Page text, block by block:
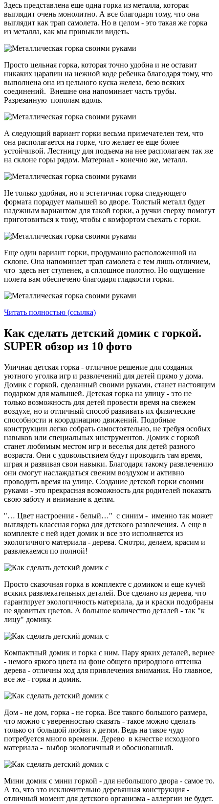
Здесь представлена еще одна горка из металла, которая
выглядит очень монолитно. А все благодаря тому, что она
выглядит как трап самолета. Но в целом - это такая же горка
из металла, как мы привыкли видеть.
Просто цельная горка, которая точно удобна и не оставит
никаких царапин на нежной коде ребенка благодаря тому, что
выполнена она из цельного куска железа, безо всяких
соединений. Внешне она напоминает часть трубы.
Разрезанную пополам вдоль.
А следующий вариант горки весьма примечателен тем, что
она располагается на горке, что желает ее еще более
устойчивой. Лестницу для подъема на нее располагаем так же
на склоне горы рядом. Материал - конечно же, металл.
Не только удобная, но и эстетичная горка следующего
формата порадует малышей во дворе. Толстый металл будет
надежным вариантом для такой горки, а ручки сверху помогут
приготовиться к тому, чтобы с комфортом съехать с горки.
Еще один вариант горки, продуманно расположенной на
склоне. Она напоминает трап самолета с тем лишь отличием,
что здесь нет ступенек, а сплошное полотно. Но ощущение
полета вам обеспечено благодаря гладкости горки.
Читать полностью (ссылка)
Как сделать детский домик с горкой.
SUPER обзор из 10 фото
Уличная детская горка - отличное решение для создания
уютного уголка игр и развлечений для детей прямо у дома.
Домик с горкой, сделанный своими руками, станет настоящим
подарком для малышей. Детская горка на улицу - это не
только возможность для детей провести время на свежем
воздухе, но и отличный способ развивать их физические
способности и координацию движений. Подобные
конструкции легко собрать самостоятельно, не требуя особых
навыков или специальных инструментов. Домик с горкой
станет любимым местом игр и веселья для детей разного
возраста. Они с удовольствием будут проводить там время,
играя и развивая свои навыки. Благодаря такому развлечению
они смогут наслаждаться свежим воздухом и активно
проводить время на улице. Создание детской горки своими
руками - это прекрасная возможность для родителей показать
свою заботу и внимание к детям.
"… Цвет настроения - белый…" с синим - именно так может
выглядеть классная горка для детского развлечения. А еще в
комплекте с ней идет домик и все это исполняется из
экологичного материала - дерева. Смотри, делаем, красим и
развлекаемся по полной!
Просто сказочная горка в комплекте с домиком и еще кучей
всяких развлекательных деталей. Все сделано из дерева, что
гарантирует экологичность материала, да и краски подобраны
не ядовитых цветов. А большое количество деталей - так "к
лицу" домику.
Компактный домик и горка с ним. Пару ярких деталей, вернее
- немого яркого цвета на фоне общего природного оттенка
дерева - отличны ход для привлечения внимания. Но главное,
все же - горка и домик.
Дом - не дом, горка - не горка. Все такого большого размера,
что можно с уверенностью сказать - такое можно сделать
только от большой любви к детям. Ведь на такое чудо
потребуется много времени. Дерево в качестве исходного
материала - выбор экологичный и обоснованный.
Мини домик с мини горкой - для небольшого двора - самое то.
А то, что это исключительно деревянная конструкция -
отличный момент для детского организма - аллергии не будет.